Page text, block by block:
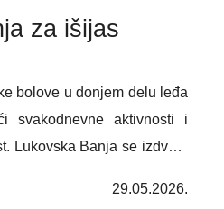
za išijas
bolove u donjem delu leđa
svakodnevne aktivnosti i
Lukovska Banja se izdvaja
i rehabilitacionim
29.05.2026.